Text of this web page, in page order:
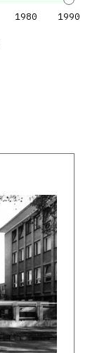
1980 1990